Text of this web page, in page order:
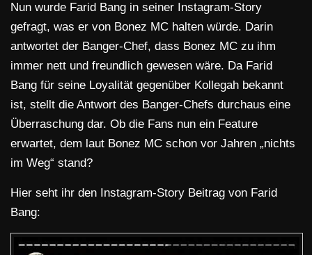
Nun wurde Farid Bang in seiner Instagram-Story
gefragt, was er von Bonez MC halten würde. Darin
antwortet der Banger-Chef, dass Bonez MC zu ihm
immer nett und freundlich gewesen wäre. Da Farid
Bang für seine Loyalität gegenüber Kollegah bekannt
ist, stellt die Antwort des Banger-Chefs durchaus eine
Überraschung dar. Ob die Fans nun ein Feature
erwartet, dem laut Bonez MC schon vor Jahren „nichts
im Weg“ stand?
Hier seht ihr den Instagram-Story Beitrag von Farid
Bang: